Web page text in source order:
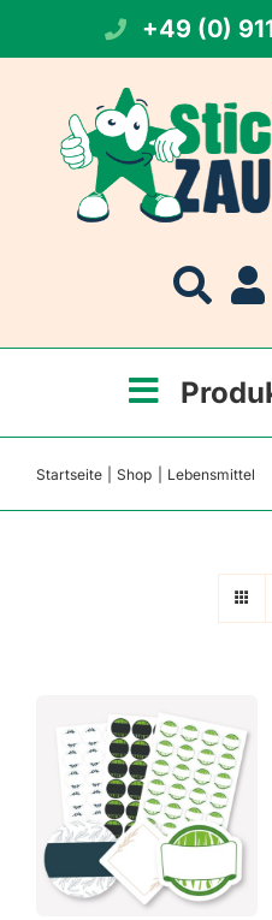
springen
+49 (0)
Startseite Shop Lebensmittel